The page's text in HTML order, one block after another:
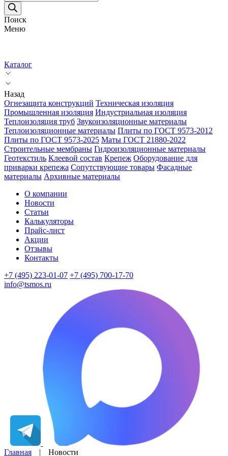
товаров
Поиск
Меню
Каталог
Назад
Огнезащита конструкций Техническая изоляция
Промышленная изоляция Индустриальная изоляция
Теплоизоляция труб Звукоизоляционные материалы
Теплоизоляционные материалы Плиты по ГОСТ 9573-2012
Плиты по ГОСТ 9573-2025 Маты ГОСТ 21880-2022
Строительные мембраны Гидроизоляционные материалы
Геотекстиль Клеевой состав Крепеж Оборудование для
приварки крепежа Сопутствующие товары Фасадные
материалы Архивные материалы
О компании
Новости
Статьи
Калькуляторы
Прайс-лист
Акции
Отзывы
Контакты
+7 (495) 223-01-07 +7 (495) 700-17-70
info@tsmos.ru
Главная | Новости